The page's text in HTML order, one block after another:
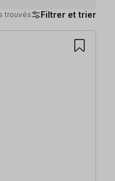
trouvés Filtrer et trier